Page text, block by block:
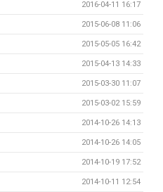
2016-04-11 16:17
2015-06-08 11:06
2015-05-05 16:42
2015-04-13 14:33
2015-03-30 11:07
2015-03-02 15:59
2014-10-26 14:13
2014-10-26 14:05
2014-10-19 17:52
2014-10-11 12:54